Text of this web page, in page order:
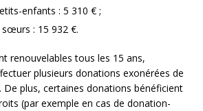
enfants : 5 310 € ;
: 15 932 €.
renouvelables tous les 15 ans,
plusieurs donations exonérées de
plus, certaines donations bénéficient
(par exemple en cas de donation-